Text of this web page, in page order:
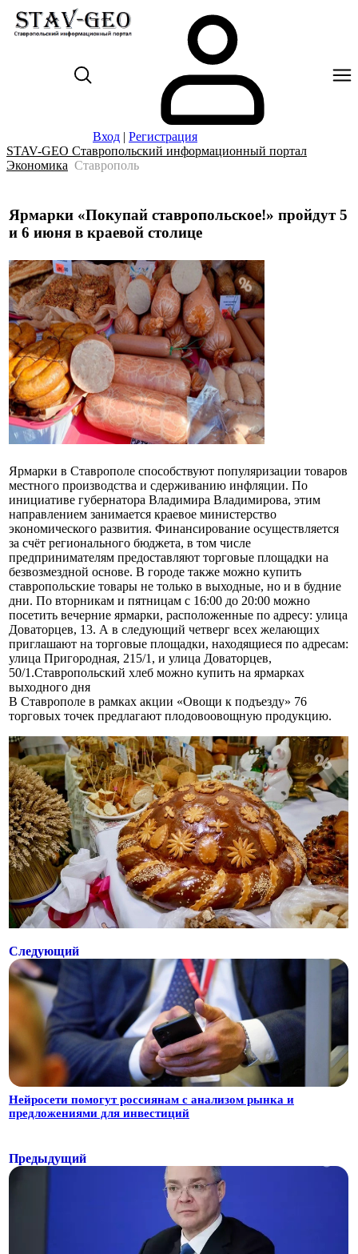
Вход | Регистрация
STAV-GEO Ставропольский информационный портал
Экономика Ставрополь
Ярмарки «Покупай ставропольское!» пройдут 5
и 6 июня в краевой столице
Ярмарки в Ставрополе способствуют популяризации товаров
местного производства и сдерживанию инфляции. По
инициативе губернатора Владимира Владимирова, этим
направлением занимается краевое министерство
экономического развития. Финансирование осуществляется
за счёт регионального бюджета, в том числе
предпринимателям предоставляют торговые площадки на
безвозмездной основе. В городе также можно купить
ставропольские товары не только в выходные, но и в будние
дни. По вторникам и пятницам с 16:00 до 20:00 можно
посетить вечерние ярмарки, расположенные по адресу: улица
Доваторцев, 13. А в следующий четверг всех желающих
приглашают на торговые площадки, находящиеся по адресам:
улица Пригородная, 215/1, и улица Доваторцев,
50/1.Ставропольский хлеб можно купить на ярмарках
выходного дня
В Ставрополе в рамках акции «Овощи к подъезду» 76
торговых точек предлагают плодовоовощную продукцию.
Следующий
Нейросети помогут россиянам с анализом рынка и
предложениями для инвестиций
Предыдущий